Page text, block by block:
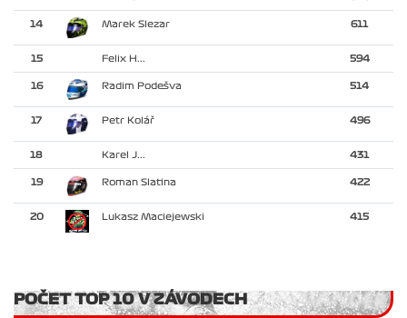
14 Marek Slezar 611
15 Felix H... 594
16 Radim Podešva 514
17 Petr Kolář 496
18 Karel J... 431
19 Roman Slatina 422
20 Lukasz Maciejewski 415
POČET TOP 10 V ZÁVODECH